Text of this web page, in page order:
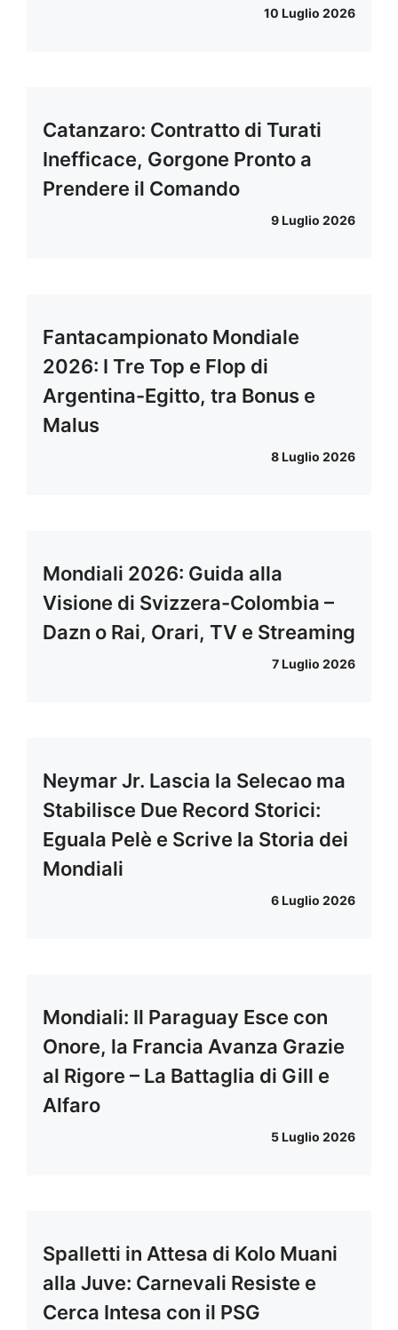
10 Luglio 2026
Catanzaro: Contratto di Turati
Inefficace, Gorgone Pronto a
Prendere il Comando
9 Luglio 2026
Fantacampionato Mondiale
2026: I Tre Top e Flop di
Argentina-Egitto, tra Bonus e
Malus
8 Luglio 2026
Mondiali 2026: Guida alla
Visione di Svizzera-Colombia –
Dazn o Rai, Orari, TV e Streaming
7 Luglio 2026
Neymar Jr. Lascia la Selecao ma
Stabilisce Due Record Storici:
Eguala Pelè e Scrive la Storia dei
Mondiali
6 Luglio 2026
Mondiali: Il Paraguay Esce con
Onore, la Francia Avanza Grazie
al Rigore – La Battaglia di Gill e
Alfaro
5 Luglio 2026
Spalletti in Attesa di Kolo Muani
alla Juve: Carnevali Resiste e
Cerca Intesa con il PSG